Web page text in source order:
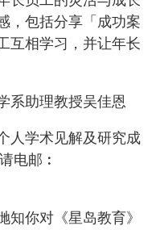
，包括分享「成功案
互相学习，并让年长
系助理教授吴佳恩
人学术见解及研究成
电邮︰
你对《星岛教育》